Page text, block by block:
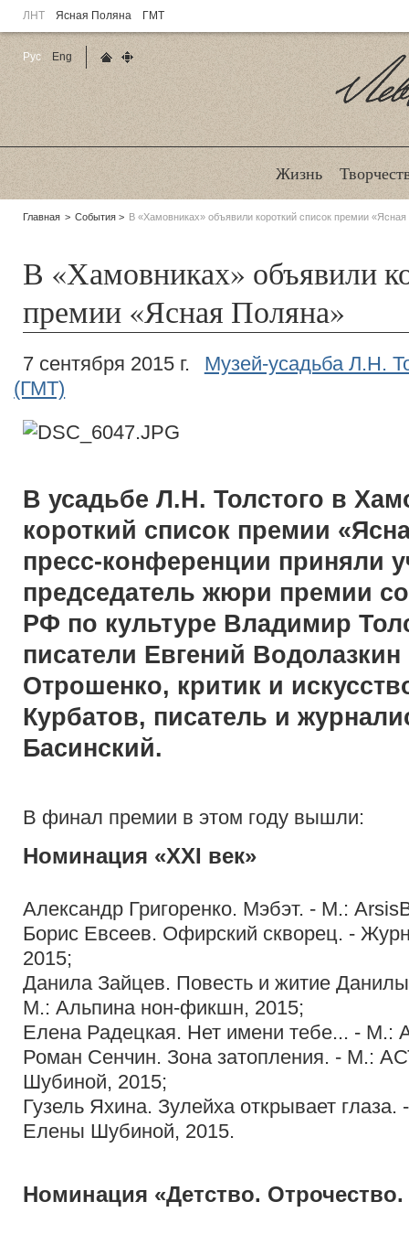
ЛНТ Ясная Поляна ГМТ
Жизнь
Родительские
Главная События В «Хамовниках» объявили короткий список премии
В «Хамовниках» объявили
премии «Ясная Поляна»
7 сентября 2015 г.
Музей-усадьба Л.Н.
(ГМТ)
В усадьбе Л.Н. Толстого в
короткий список премии
пресс-конференции приняли
председатель жюри премии
РФ по культуре Владимир
писатели Евгений
Отрошенко, критик и
Курбатов, писатель и
Басинский.
В финал премии в этом году вышли:
Номинация «XXI век»
Александр Григоренко. Мэбэт. - М.:
Борис Евсеев. Офирский скворец. -
2015;
Данила Зайцев. Повесть и житие
М.: Альпина нон-фикшн, 2015;
Елена Радецкая. Нет имени тебе... - М.:
Роман Сенчин. Зона затопления. - М.:
Шубиной, 2015;
Гузель Яхина. Зулейха открывает
Елены Шубиной, 2015.
Номинация «Детство.
Рус
Eng